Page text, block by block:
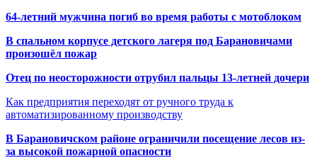
64-летний мужчина погиб во время работы с мотоблоком
В спальном корпусе детского лагеря под Барановичами
произошёл пожар
Отец по неосторожности отрубил пальцы 13-летней дочери
Как предприятия переходят от ручного труда к
автоматизированному производству
В Барановичском районе ограничили посещение лесов из-
за высокой пожарной опасности